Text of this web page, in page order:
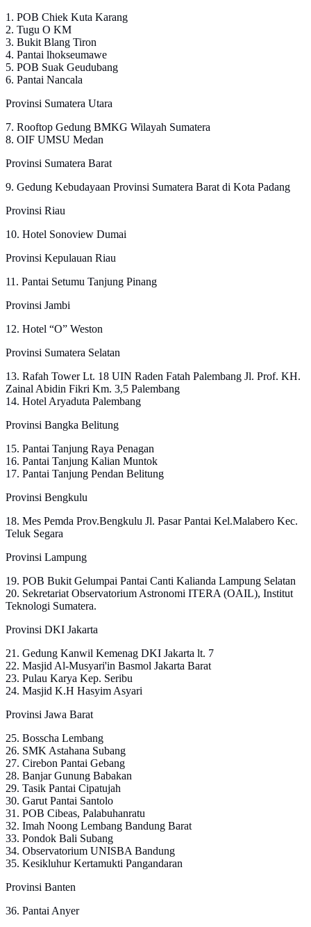
1. POB Chiek Kuta Karang
2. Tugu O KM
3. Bukit Blang Tiron
4. Pantai lhokseumawe
5. POB Suak Geudubang
6. Pantai Nancala
Provinsi Sumatera Utara
7. Rooftop Gedung BMKG Wilayah Sumatera
8. OIF UMSU Medan
Provinsi Sumatera Barat
9. Gedung Kebudayaan Provinsi Sumatera Barat di Kota Padang
Provinsi Riau
10. Hotel Sonoview Dumai
Provinsi Kepulauan Riau
11. Pantai Setumu Tanjung Pinang
Provinsi Jambi
12. Hotel “O” Weston
Provinsi Sumatera Selatan
13. Rafah Tower Lt. 18 UIN Raden Fatah Palembang Jl. Prof. KH.
Zainal Abidin Fikri Km. 3,5 Palembang
14. Hotel Aryaduta Palembang
Provinsi Bangka Belitung
15. Pantai Tanjung Raya Penagan
16. Pantai Tanjung Kalian Muntok
17. Pantai Tanjung Pendan Belitung
Provinsi Bengkulu
18. Mes Pemda Prov.Bengkulu Jl. Pasar Pantai Kel.Malabero Kec.
Teluk Segara
Provinsi Lampung
19. POB Bukit Gelumpai Pantai Canti Kalianda Lampung Selatan
20. Sekretariat Observatorium Astronomi ITERA (OAIL), Institut
Teknologi Sumatera.
Provinsi DKI Jakarta
21. Gedung Kanwil Kemenag DKI Jakarta lt. 7
22. Masjid Al-Musyari'in Basmol Jakarta Barat
23. Pulau Karya Kep. Seribu
24. Masjid K.H Hasyim Asyari
Provinsi Jawa Barat
25. Bosscha Lembang
26. SMK Astahana Subang
27. Cirebon Pantai Gebang
28. Banjar Gunung Babakan
29. Tasik Pantai Cipatujah
30. Garut Pantai Santolo
31. POB Cibeas, Palabuhanratu
32. Imah Noong Lembang Bandung Barat
33. Pondok Bali Subang
34. Observatorium UNISBA Bandung
35. Kesikluhur Kertamukti Pangandaran
Provinsi Banten
36. Pantai Anyer